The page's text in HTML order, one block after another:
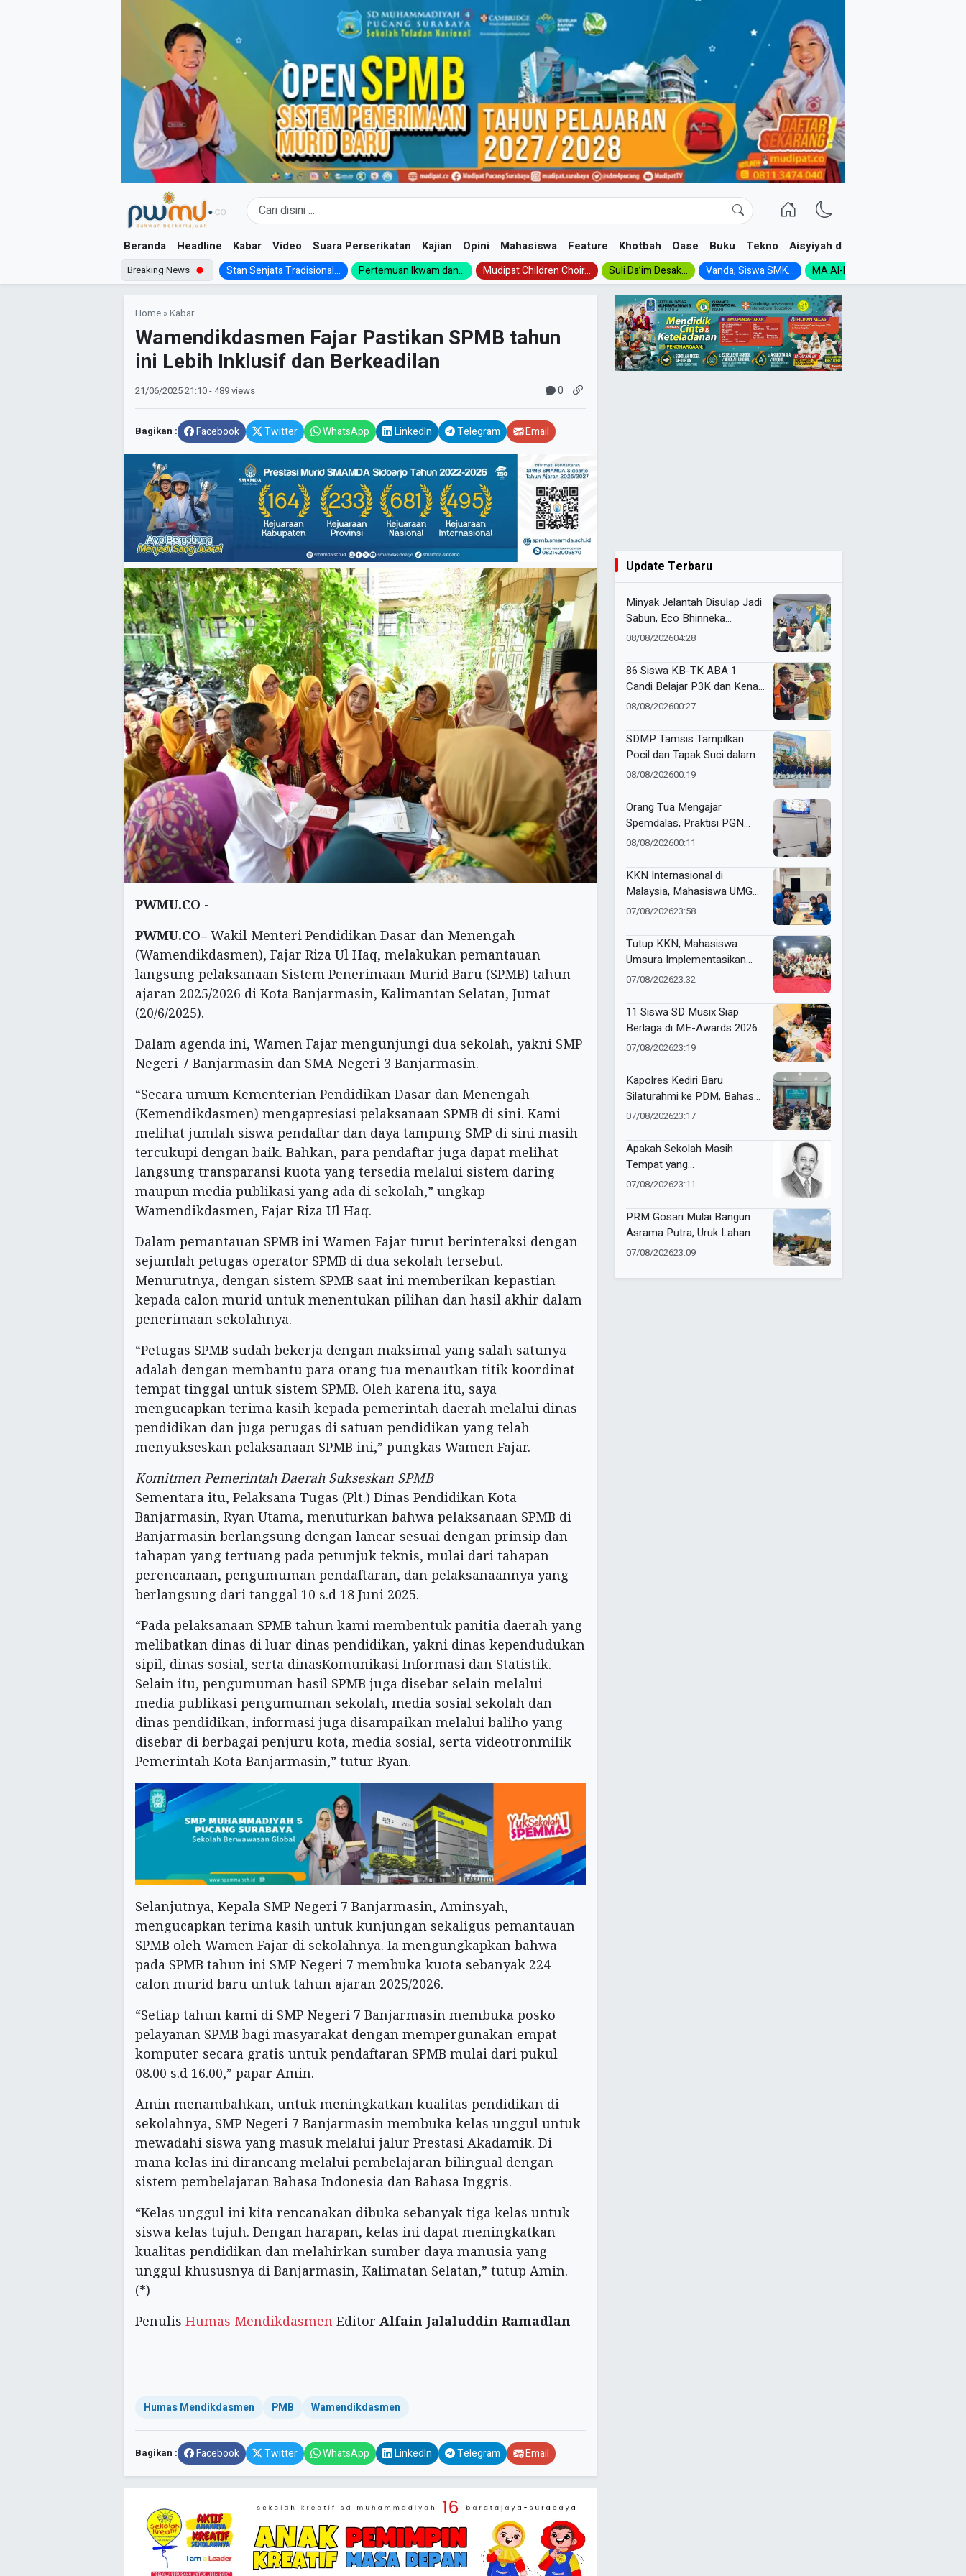
Beranda Headline Kabar Video Suara Perserikatan Kajian Opini Mahasiswa Feature Khotbah Oase Buku Tekno Aisyiyah dan NA
Breaking News Stan Senjata Tradisional... Pertemuan Ikwam dan... Mudipat Children Choir... Suli Da’im Desak... Vanda, Siswa SMK... MA Al-Ishlah Gelar...
Home »Kabar
Wamendikdasmen Fajar Pastikan SPMB tahun
ini Lebih Inklusif dan Berkeadilan
21/06/202521:10- 489 views 0
Bagikan : Facebook Twitter WhatsApp LinkedIn Telegram Email
PWMU.CO -
PWMU.CO– Wakil Menteri Pendidikan Dasar dan Menengah
(Wamendikdasmen), Fajar Riza Ul Haq, melakukan pemantauan
langsung pelaksanaan Sistem Penerimaan Murid Baru (SPMB) tahun
ajaran 2025/2026 di Kota Banjarmasin, Kalimantan Selatan, Jumat
(20/6/2025).
Dalam agenda ini, Wamen Fajar mengunjungi dua sekolah, yakni SMP
Negeri 7 Banjarmasin dan SMA Negeri 3 Banjarmasin.
“Secara umum Kementerian Pendidikan Dasar dan Menengah
(Kemendikdasmen) mengapresiasi pelaksanaan SPMB di sini. Kami
melihat jumlah siswa pendaftar dan daya tampung SMP di sini masih
tercukupi dengan baik. Bahkan, para pendaftar juga dapat melihat
langsung transparansi kuota yang tersedia melalui sistem daring
maupun media publikasi yang ada di sekolah,” ungkap
Wamendikdasmen, Fajar Riza Ul Haq.
Dalam pemantauan SPMB ini Wamen Fajar turut berinteraksi dengan
sejumlah petugas operator SPMB di dua sekolah tersebut.
Menurutnya, dengan sistem SPMB saat ini memberikan kepastian
kepada calon murid untuk menentukan pilihan dan hasil akhir dalam
penerimaan sekolahnya.
“Petugas SPMB sudah bekerja dengan maksimal yang salah satunya
adalah dengan membantu para orang tua menautkan titik koordinat
tempat tinggal untuk sistem SPMB. Oleh karena itu, saya
mengucapkan terima kasih kepada pemerintah daerah melalui dinas
pendidikan dan juga perugas di satuan pendidikan yang telah
menyukseskan pelaksanaan SPMB ini,” pungkas Wamen Fajar.
Komitmen Pemerintah Daerah Sukseskan SPMB
Sementara itu, Pelaksana Tugas (Plt.) Dinas Pendidikan Kota
Banjarmasin, Ryan Utama, menuturkan bahwa pelaksanaan SPMB di
Banjarmasin berlangsung dengan lancar sesuai dengan prinsip dan
tahapan yang tertuang pada petunjuk teknis, mulai dari tahapan
perencanaan, pengumuman pendaftaran, dan pelaksanaannya yang
berlangsung dari tanggal 10 s.d 18 Juni 2025.
“Pada pelaksanaan SPMB tahun kami membentuk panitia daerah yang
melibatkan dinas di luar dinas pendidikan, yakni dinas kependudukan
sipil, dinas sosial, serta dinasKomunikasi Informasi dan Statistik.
Selain itu, pengumuman hasil SPMB juga disebar selain melalui
media publikasi pengumuman sekolah, media sosial sekolah dan
dinas pendidikan, informasi juga disampaikan melalui baliho yang
disebar di berbagai penjuru kota, media sosial, serta videotronmilik
Pemerintah Kota Banjarmasin,” tutur Ryan.
Selanjutnya, Kepala SMP Negeri 7 Banjarmasin, Aminsyah,
mengucapkan terima kasih untuk kunjungan sekaligus pemantauan
SPMB oleh Wamen Fajar di sekolahnya. Ia mengungkapkan bahwa
pada SPMB tahun ini SMP Negeri 7 membuka kuota sebanyak 224
calon murid baru untuk tahun ajaran 2025/2026.
“Setiap tahun kami di SMP Negeri 7 Banjarmasin membuka posko
pelayanan SPMB bagi masyarakat dengan mempergunakan empat
komputer secara gratis untuk pendaftaran SPMB mulai dari pukul
08.00 s.d 16.00,” papar Amin.
Amin menambahkan, untuk meningkatkan kualitas pendidikan di
sekolahnya, SMP Negeri 7 Banjarmasin membuka kelas unggul untuk
mewadahi siswa yang masuk melalui jalur Prestasi Akadamik. Di
mana kelas ini dirancang melalui pembelajaran bilingual dengan
sistem pembelajaran Bahasa Indonesia dan Bahasa Inggris.
“Kelas unggul ini kita rencanakan dibuka sebanyak tiga kelas untuk
siswa kelas tujuh. Dengan harapan, kelas ini dapat meningkatkan
kualitas pendidikan dan melahirkan sumber daya manusia yang
unggul khususnya di Banjarmasin, Kalimatan Selatan,” tutup Amin.
(*)
Penulis Humas Mendikdasmen Editor Alfain Jalaluddin Ramadlan
Humas Mendikdasmen PMB Wamendikdasmen
Bagikan : Facebook Twitter WhatsApp LinkedIn Telegram Email
Update Terbaru
Minyak Jelantah Disulap Jadi
Sabun, Eco Bhinneka
Muhammadiyah Inspirasi
08/08/202604:28
86 Siswa KB-TK ABA 1
Candi Belajar P3K dan Kenali
Ambulans Lewat Ambulance
08/08/202600:27
SDMP Tamsis Tampilkan
Pocil dan Tapak Suci dalam
One School One Event di
08/08/202600:19
Orang Tua Mengajar
Spemdalas, Praktisi PGN
SAKA Kenalkan Dunia
08/08/202600:11
KKN Internasional di
Malaysia, Mahasiswa UMG
Kembangkan Website
Indonesia
07/08/202623:58
Tutup KKN, Mahasiswa
Umsura Implementasikan
Compact Bin untuk Sampah
07/08/202623:32
11 Siswa SD Musix Siap
Berlaga di ME-Awards 2026,
Mohon Doa Restu
07/08/202623:19
Kapolres Kediri Baru
Silaturahmi ke PDM, Bahas
Sinergi Jaga Kamtibmas
07/08/202623:17
Apakah Sekolah Masih
Tempat yang
Menyenangkan?
07/08/202623:11
PRM Gosari Mulai Bangun
Asrama Putra, Uruk Lahan
dengan 81 Dump Truck
07/08/202623:09